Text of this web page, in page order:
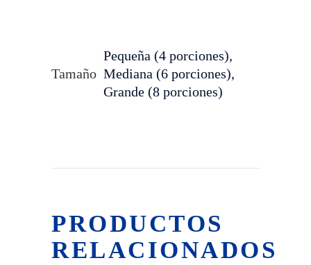
Tamaño
Pequeña (4 porciones),
Mediana (6 porciones),
Grande (8 porciones)
PRODUCTOS
RELACIONADOS